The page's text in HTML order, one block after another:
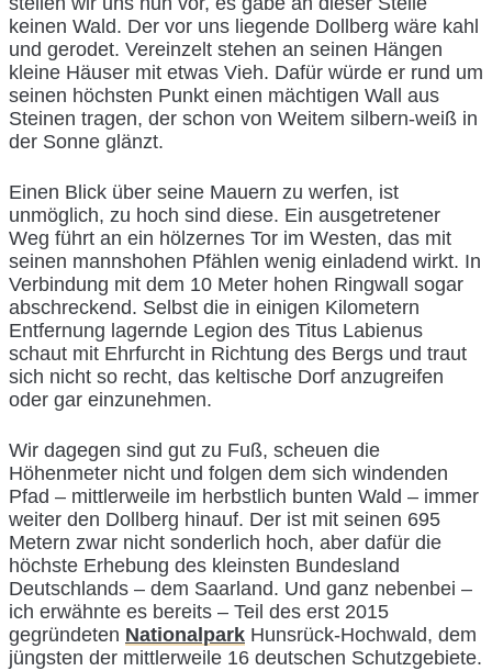
keinen Wald. Der vor uns liegende Dollberg wäre kahl
und gerodet. Vereinzelt stehen an seinen Hängen
kleine Häuser mit etwas Vieh. Dafür würde er rund um
seinen höchsten Punkt einen mächtigen Wall aus
Steinen tragen, der schon von Weitem silbern-weiß in
der Sonne glänzt.
Einen Blick über seine Mauern zu werfen, ist
unmöglich, zu hoch sind diese. Ein ausgetretener
Weg führt an ein hölzernes Tor im Westen, das mit
seinen mannshohen Pfählen wenig einladend wirkt. In
Verbindung mit dem 10 Meter hohen Ringwall sogar
abschreckend. Selbst die in einigen Kilometern
Entfernung lagernde Legion des Titus Labienus
schaut mit Ehrfurcht in Richtung des Bergs und traut
sich nicht so recht, das keltische Dorf anzugreifen
oder gar einzunehmen.
Wir dagegen sind gut zu Fuß, scheuen die
Höhenmeter nicht und folgen dem sich windenden
Pfad – mittlerweile im herbstlich bunten Wald – immer
weiter den Dollberg hinauf. Der ist mit seinen 695
Metern zwar nicht sonderlich hoch, aber dafür die
höchste Erhebung des kleinsten Bundesland
Deutschlands – dem Saarland. Und ganz nebenbei –
ich erwähnte es bereits – Teil des erst 2015
gegründeten Nationalpark Hunsrück-Hochwald, dem
jüngsten der mittlerweile 16 deutschen Schutzgebiete.